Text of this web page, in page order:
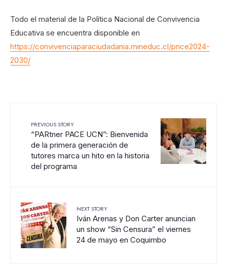
Todo el material de la Política Nacional de Convivencia
Educativa se encuentra disponible en
https://convivenciaparaciudadania.mineduc.cl/pnce2024-
2030/
PREVIOUS STORY
“PARtner PACE UCN”: Bienvenida
de la primera generación de
tutores marca un hito en la historia
del programa
NEXT STORY
Iván Arenas y Don Carter anuncian
un show “Sin Censura” el viernes
24 de mayo en Coquimbo